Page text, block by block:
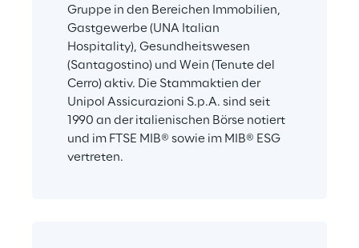
Gruppe in den Bereichen Immobilien,
Gastgewerbe (UNA Italian
Hospitality), Gesundheitswesen
(Santagostino) und Wein (Tenute del
Cerro) aktiv. Die Stammaktien der
Unipol Assicurazioni S.p.A. sind seit
1990 an der italienischen Börse notiert
und im FTSE MIB® sowie im MIB® ESG
vertreten.